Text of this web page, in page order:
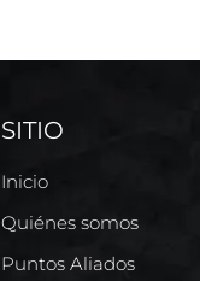
SITIO
Inicio
Quiénes somos
Puntos Aliados